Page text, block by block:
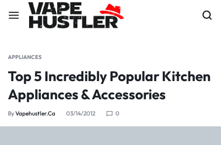
APPLIANCES
Top 5 Incredibly Popular Kitchen
Appliances & Accessories
ByVapehustler.ca 03/14/2012 0